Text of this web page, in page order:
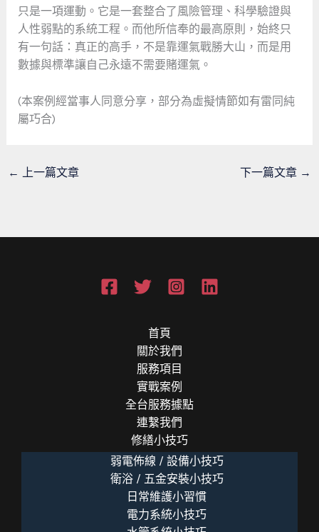
只是一項運動。它是一套整合了風險管理、科學驗證與
人性弱點的系統工程。而他所信奉的最高原則，始終只
有一句話：真正的高手，不是靠運氣戰勝大山，而是用
數據與標準讓自己永遠不需要賭運氣。
(本案例經當事人同意分享，部分為虛擬情節如有雷同純
屬巧合)
← 上一篇文章 下一篇文章 →
首頁
關於我們
服務項目
實戰案例
全台服務據點
連繫我們
修繕小技巧
弱電佈線 / 設備小技巧
衛浴 / 五金安裝小技巧
日常維護小習慣
電力系統小技巧